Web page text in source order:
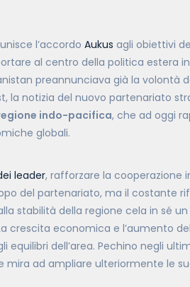
l’accordo Aukus agli obiettivi
al centro della politica estera
preannunciava già la volontà
la notizia del nuovo partenariato
indo-pacifica, che ad oggi
globali.
leader, rafforzare la cooperazione
del partenariato, ma il costante
stabilità della regione cela in sé un
crescita economica e l’aumento
dell’area. Pechino negli
mira ad ampliare ulteriormente le